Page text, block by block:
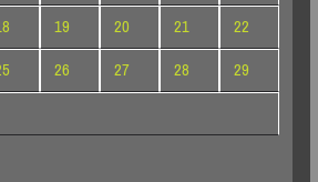
19 20 21
22
26 27 28
29